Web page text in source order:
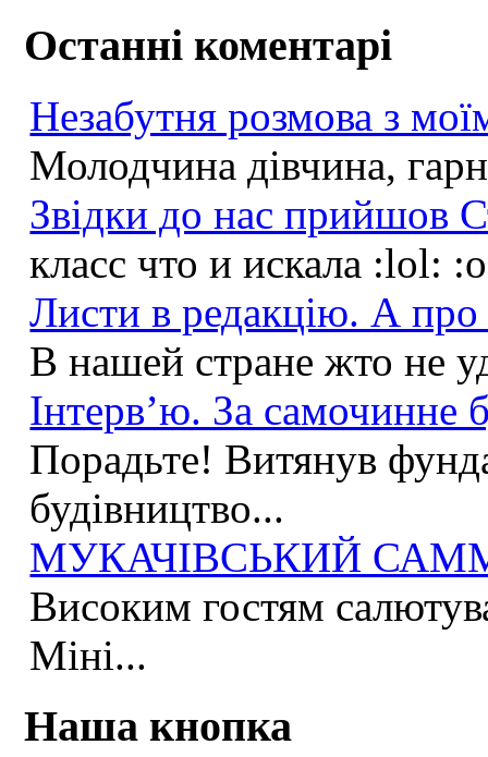
Останні коментарі
Незабутня розмова з
Молодчина дівчина,
Звідки до нас прийшов
класс что и искала :lol:
Листи в редакцію. А
В нашей стране жто не
Інтерв’ю. За самочинне
Порадьте! Витянув
будівництво...
МУКАЧІВСЬКИЙ
Високим гостям
Міні...
Наша кнопка